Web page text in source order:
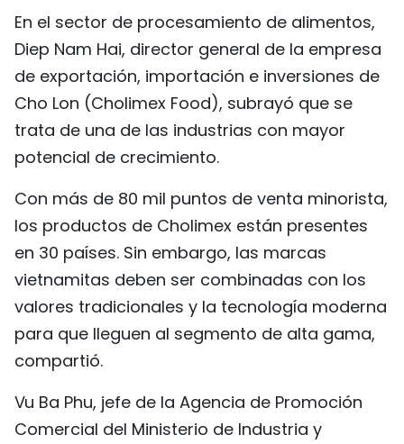
En el sector de procesamiento de alimentos,
Diep Nam Hai, director general de la empresa
de exportación, importación e inversiones de
Cho Lon (Cholimex Food), subrayó que se
trata de una de las industrias con mayor
potencial de crecimiento.
Con más de 80 mil puntos de venta minorista,
los productos de Cholimex están presentes
en 30 países. Sin embargo, las marcas
vietnamitas deben ser combinadas con los
valores tradicionales y la tecnología moderna
para que lleguen al segmento de alta gama,
compartió.
Vu Ba Phu, jefe de la Agencia de Promoción
Comercial del Ministerio de Industria y